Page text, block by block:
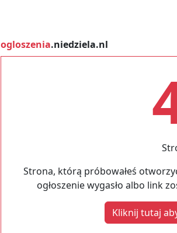
ogloszenia.niedziela.nl
Strona, którą próbowałeś
ogłoszenie wygasło albo link
Kliknij tutaj